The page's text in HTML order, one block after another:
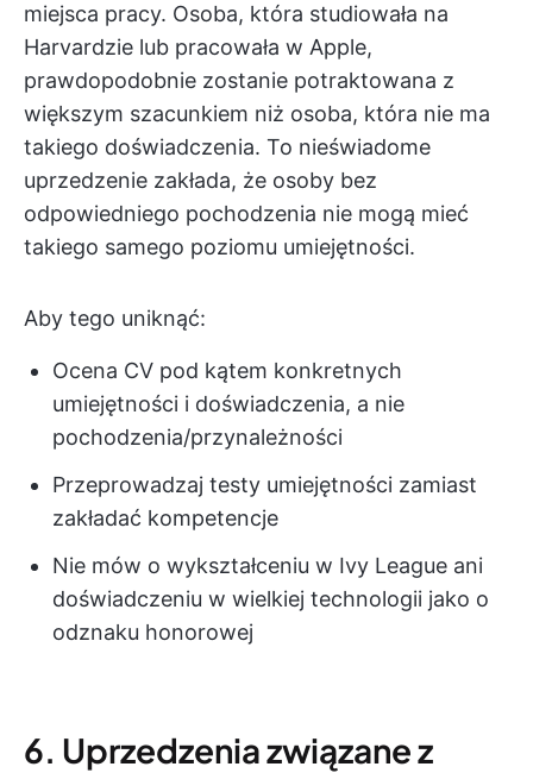
miejsca pracy. Osoba, która studiowała na
Harvardzie lub pracowała w Apple,
prawdopodobnie zostanie potraktowana z
większym szacunkiem niż osoba, która nie ma
takiego doświadczenia. To nieświadome
uprzedzenie zakłada, że osoby bez
odpowiedniego pochodzenia nie mogą mieć
takiego samego poziomu umiejętności.
Aby tego uniknąć:
Ocena CV pod kątem konkretnych
umiejętności i doświadczenia, a nie
pochodzenia/przynależności
Przeprowadzaj testy umiejętności zamiast
zakładać kompetencje
Nie mów o wykształceniu w Ivy League ani
doświadczeniu w wielkiej technologii jako o
odznaku honorowej
6. Uprzedzenia związane z